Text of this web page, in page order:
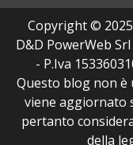
Copyright ©
D&D PowerWeb
- P.Iva
Questo blog non è
viene aggiornato
pertanto
della